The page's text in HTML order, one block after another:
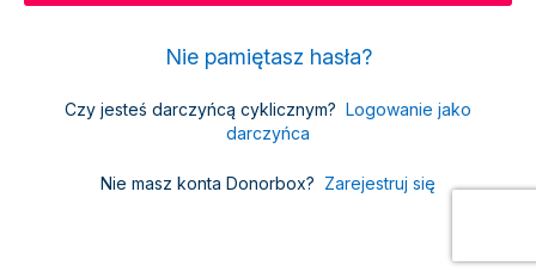
Nie pamiętasz hasła?
Czy jesteś darczyńcą cyklicznym? Logowanie jako
darczyńca
Nie masz konta Donorbox? Zarejestruj się